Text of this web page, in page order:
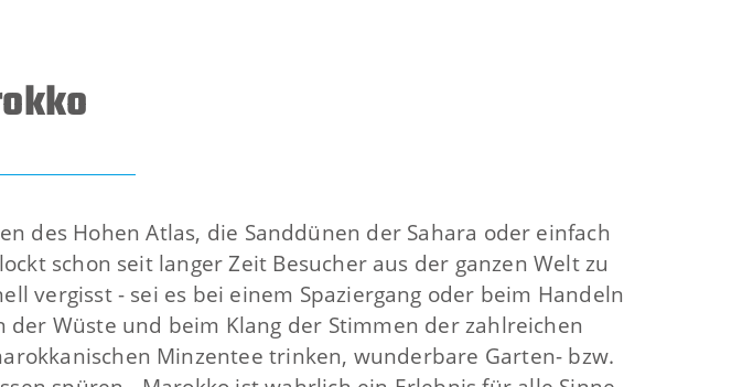
des Hohen Atlas, die Sanddünen der Sahara oder einfach
schon seit langer Zeit Besucher aus der ganzen Welt zu
vergisst - sei es bei einem Spaziergang oder beim Handeln
der Wüste und beim Klang der Stimmen der zahlreichen
Minzentee trinken, wunderbare Garten- bzw.